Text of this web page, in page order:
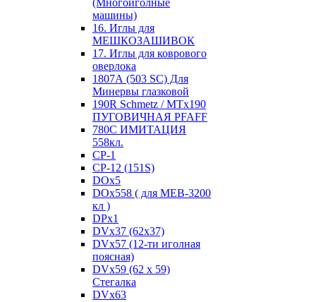
(Многоиголные
машины)
16. Иглы для
МЕШКОЗАШИВОК
17. Иглы для коврового
оверлока
1807А (503 SC) Для
Минервы глазковой
190R Schmetz / MTx190
ПУГОВИЧНАЯ PFAFF
780С ИМИТАЦИЯ
558кл.
CP-1
CP-12 (151S)
DOx5
DOx558 ( для MEB-3200
кл )
DPx1
DVx37 (62x37)
DVx57 (12-ти иголная
поясная)
DVx59 (62 x 59)
Стегалка
DVx63